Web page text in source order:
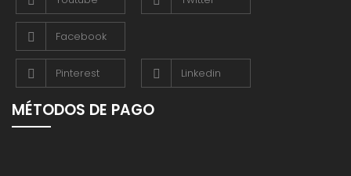
Facebook
Pinterest Linkedin
MÉTODOS DE PAGO